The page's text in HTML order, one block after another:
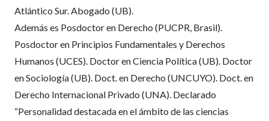
Atlántico Sur. Abogado (UB).
Además es Posdoctor en Derecho (PUCPR, Brasil).
Posdoctor en Principios Fundamentales y Derechos
Humanos (UCES). Doctor en Ciencia Política (UB). Doctor
en Sociología (UB). Doct. en Derecho (UNCUYO). Doct. en
Derecho Internacional Privado (UNA). Declarado
“Personalidad destacada en el ámbito de las ciencias